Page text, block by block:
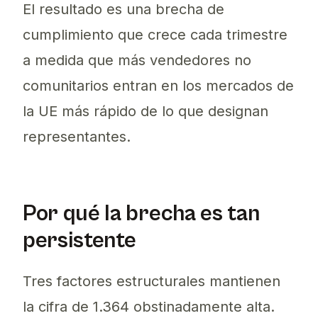
El resultado es una brecha de
cumplimiento que crece cada trimestre
a medida que más vendedores no
comunitarios entran en los mercados de
la UE más rápido de lo que designan
representantes.
Por qué la brecha es tan
persistente
Tres factores estructurales mantienen
la cifra de 1.364 obstinadamente alta.